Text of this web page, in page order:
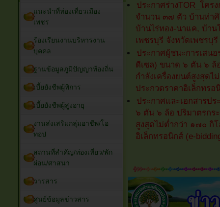
ประกาศร่างTOR_โคร
จำนวน ๓๗ ตัว บ้านท่า
บ้านไร่ทอง-นาแค, บ้า
เพชรบุรี จังหวัดเพชรบุรี
ประกาศผู้ชนะการเสน
ดีเซล) ขนาด ๖ ตัน ๖ ล้
กำลังเครื่องยนต์สูงสุด
ประกวดราคาอิเล็กทรอ
ประกาศและเอกสารป
๖ ตัน ๖ ล้อ ปริมาตรกร
สูงสุดไม่ต่ำกว่า ๑๗๐ กิ
อิเล็กทรอนิกส์ (e-
แนะนำที่ท่องเที่ยวเมือง
เพชร
ร้องเรียนงานบริหารงาน
บุคคล
ฐานข้อมูลภูมิปัญญาท้องถิ่น
เบี้ยยังชีพผู้พิการ
เบี้ยยังชีพผู้สูงอายุ
งานส่งเสริมกลุ่มอาชีพ/โอ
ทอป
สถานที่สำคัญ/ท่องเที่ยว/พัก
ผ่อน/ศาสนา
วารสาร
ศูนย์ข้อมูลข่าวสาร